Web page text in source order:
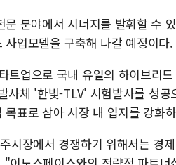
분야에서 시너지를 발휘할 수
업모델을 구축해 나갈 예정이다.
트업으로 국내 유일의 하이브리
사체 '한빛-TLV' 시험발사를 성공
표로 삼아 시장 내 입지를 강화
시장에서 경쟁하기 위해서는 경